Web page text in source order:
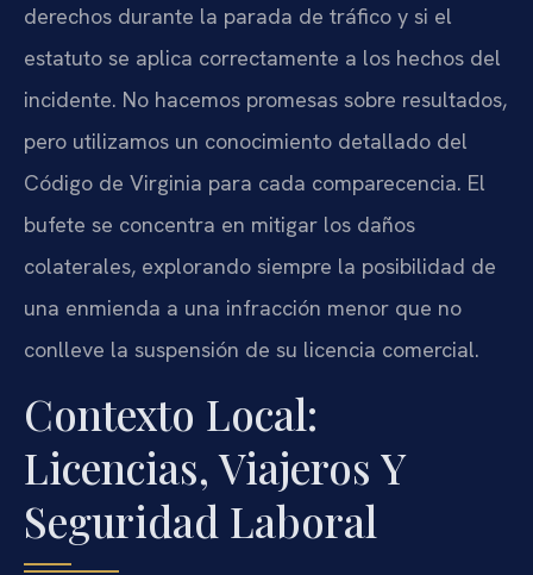
derechos durante la parada de tráfico y si el
estatuto se aplica correctamente a los hechos del
incidente. No hacemos promesas sobre resultados,
pero utilizamos un conocimiento detallado del
Código de Virginia para cada comparecencia. El
bufete se concentra en mitigar los daños
colaterales, explorando siempre la posibilidad de
una enmienda a una infracción menor que no
conlleve la suspensión de su licencia comercial.
Contexto Local:
Licencias, Viajeros Y
Seguridad Laboral